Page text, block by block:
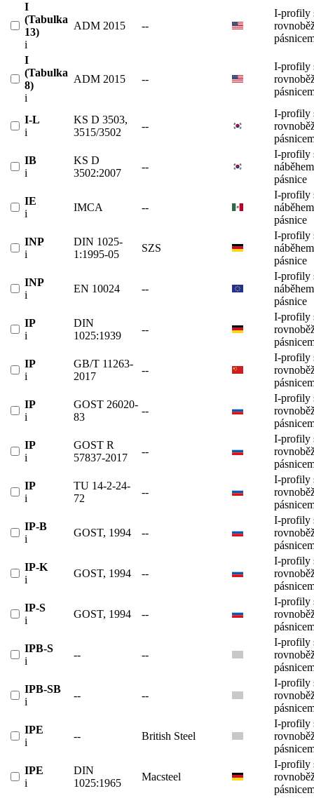
I
(Tabulka
13)
i
ADM 2015 --
I-profily
I
(Tabulka
8)
i
ADM 2015 --
I-profily
I-L
i
KS D 3503,
3515/3502
--
I-profily
IB
i
KS D
3502:2007
--
I-profily
náběhem
pásnice
IE
i
IMCA --
I-profily
náběhem
pásnice
INP
i
DIN 1025-
1:1995-05
SZS
I-profily
náběhem
pásnice
INP
i
EN 10024 --
I-profily
náběhem
pásnice
IP
i
DIN
1025:1939
--
I-profily
IP
i
GB/T 11263-
2017
--
I-profily
IP
i
GOST 26020-
83
--
I-profily
IP
i
GOST R
57837-2017
--
I-profily
IP
i
TU 14-2-24-
72
--
I-profily
IP-B
i
GOST, 1994 --
I-profily
IP-K
i
GOST, 1994 --
I-profily
IP-S
i
GOST, 1994 --
I-profily
IPB-S
i
-- --
I-profily
IPB-SB
i
-- --
I-profily
IPE
i
-- British Steel
I-profily
IPE
i
DIN
1025:1965
Macsteel
I-profily